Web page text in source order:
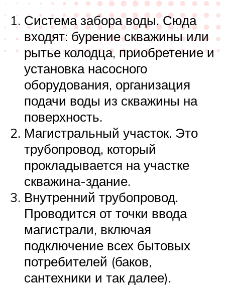
Система забора воды. Сюда
входят: бурение скважины или
рытье колодца, приобретение и
установка насосного
оборудования, организация
подачи воды из скважины на
поверхность.
Магистральный участок. Это
трубопровод, который
прокладывается на участке
скважина-здание.
Внутренний трубопровод.
Проводится от точки ввода
магистрали, включая
подключение всех бытовых
потребителей (баков,
сантехники и так далее).